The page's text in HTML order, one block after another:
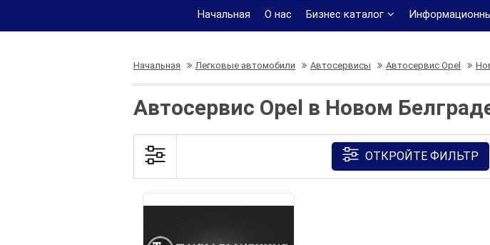
Начальная О нас Бизнес каталог
Начальная Легковые автомобили Автосервисы Автосервис Opel
Автосервис Opel в Новом
ОТКРОЙТЕ ФИЛЬТР